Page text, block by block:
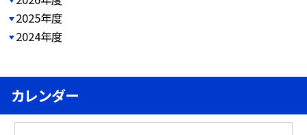
2025年度
2024年度
カレンダー